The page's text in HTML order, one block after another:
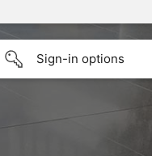
Sign-in options